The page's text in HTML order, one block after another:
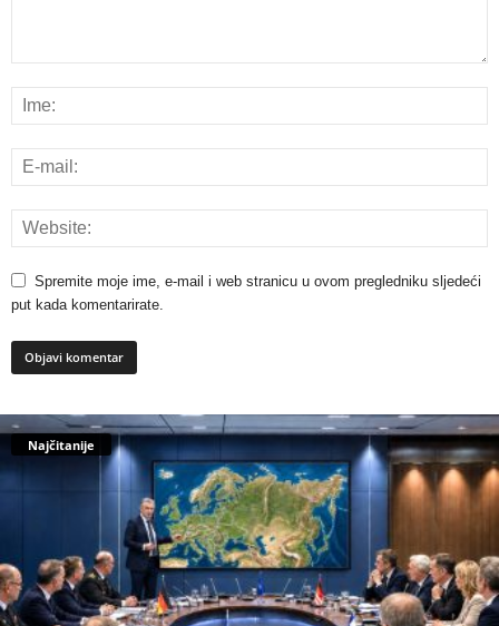
Spremite moje ime, e-mail i web stranicu u ovom pregledniku sljedeći
put kada komentarirate.
Najčitanije